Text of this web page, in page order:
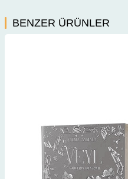
BENZER ÜRÜNLER